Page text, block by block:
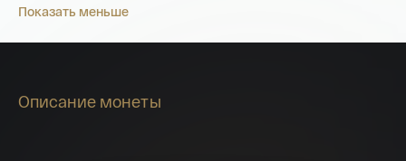
Показать меньше
Описание монеты